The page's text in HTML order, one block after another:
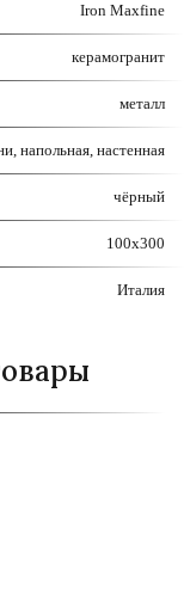
Iron Maxfine
керамогранит
металл
напольная, настенная
чёрный
100x300
Италия